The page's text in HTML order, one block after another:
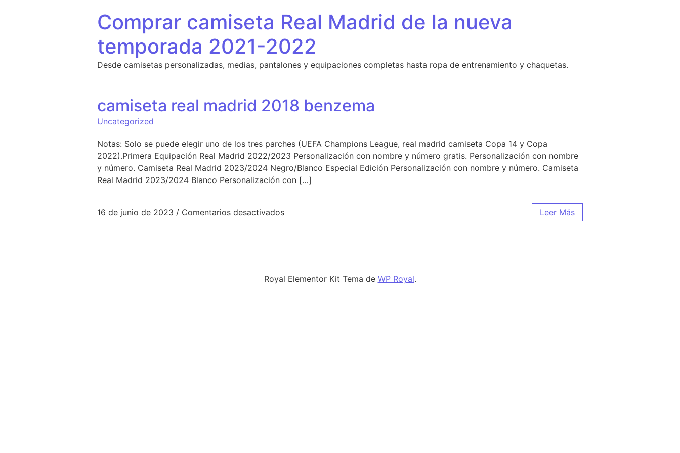
Comprar camiseta Real Madrid de la nueva
temporada 2021-2022
Desde camisetas personalizadas, medias, pantalones y equipaciones completas hasta ropa de entrenamiento y chaquetas.
camiseta real madrid 2018 benzema
Uncategorized
Notas: Solo se puede elegir uno de los tres parches (UEFA Champions League, real madrid camiseta Copa 14 y Copa
2022).Primera Equipación Real Madrid 2022/2023 Personalización con nombre y número gratis. Personalización con nombre
y número. Camiseta Real Madrid 2023/2024 Negro/Blanco Especial Edición Personalización con nombre y número. Camiseta
Real Madrid 2023/2024 Blanco Personalización con […]
16 de junio de 2023 / Comentarios desactivadosen camiseta real madrid 2018 benzema Leer Más
Royal Elementor Kit Tema de WP Royal.